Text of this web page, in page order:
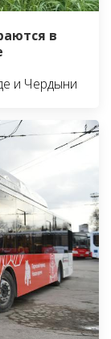
в
и Чердыни